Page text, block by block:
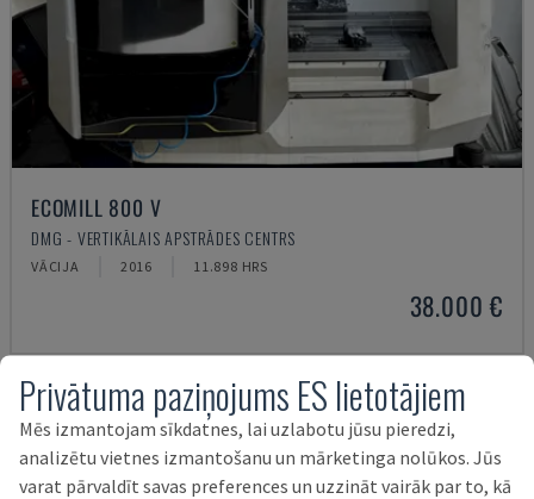
ECOMILL 800 V
DMG - VERTIKĀLAIS APSTRĀDES CENTRS
VĀCIJA 2016 11.898 HRS
38.000 €
Privātuma paziņojums ES lietotājiem
Mēs izmantojam sīkdatnes, lai uzlabotu jūsu pieredzi,
analizētu vietnes izmantošanu un mārketinga nolūkos. Jūs
varat pārvaldīt savas preferences un uzzināt vairāk par to, kā